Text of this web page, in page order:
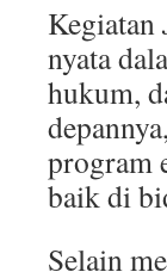
Kegiatan
nyata
hukum,
program
baik di
Selain